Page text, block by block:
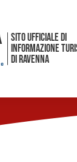
SITO UFFICIALE DI
INFORMAZIONE
DI RAVENNA